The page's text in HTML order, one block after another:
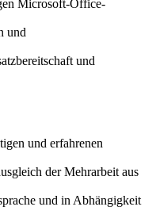
Microsoft-Office-
und
und
und erfahrenen
der Mehrarbeit aus
und in Abhängigkeit